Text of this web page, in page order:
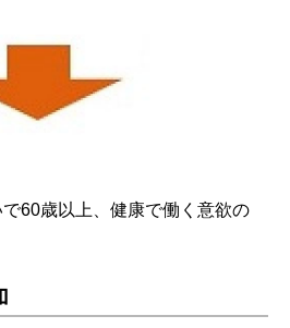
60歳以上、健康で働く意欲の